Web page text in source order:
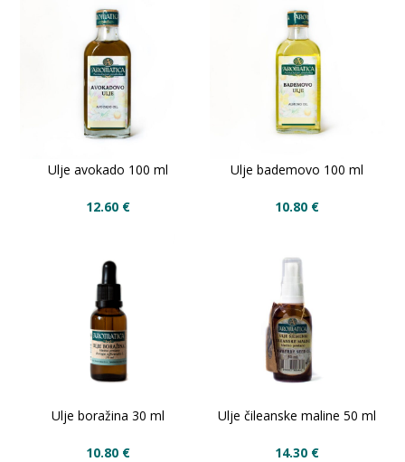
Ulje avokado 100 ml
12.60 €
Ulje bademovo 100 ml
10.80 €
Ulje boražina 30 ml
10.80 €
Ulje čileanske maline 50 ml
14.30 €